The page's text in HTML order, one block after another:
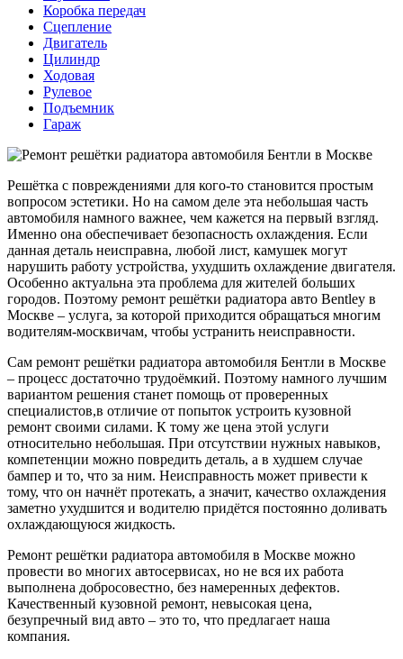
Коробка передач
Сцепление
Двигатель
Цилиндр
Ходовая
Рулевое
Подъемник
Гараж
Решётка с повреждениями для кого-то становится простым
вопросом эстетики. Но на самом деле эта небольшая часть
автомобиля намного важнее, чем кажется на первый взгляд.
Именно она обеспечивает безопасность охлаждения. Если
данная деталь неисправна, любой лист, камушек могут
нарушить работу устройства, ухудшить охлаждение двигателя.
Особенно актуальна эта проблема для жителей больших
городов. Поэтому ремонт решётки радиатора авто Bentley в
Москве – услуга, за которой приходится обращаться многим
водителям-москвичам, чтобы устранить неисправности.
Сам ремонт решётки радиатора автомобиля Бентли в Москве
– процесс достаточно трудоёмкий. Поэтому намного лучшим
вариантом решения станет помощь от проверенных
специалистов,в отличие от попыток устроить кузовной
ремонт своими силами. К тому же цена этой услуги
относительно небольшая. При отсутствии нужных навыков,
компетенции можно повредить деталь, а в худшем случае
бампер и то, что за ним. Неисправность может привести к
тому, что он начнёт протекать, а значит, качество охлаждения
заметно ухудшится и водителю придётся постоянно доливать
охлаждающуюся жидкость.
Ремонт решётки радиатора автомобиля в Москве можно
провести во многих автосервисах, но не вся их работа
выполнена добросовестно, без намеренных дефектов.
Качественный кузовной ремонт, невысокая цена,
безупречный вид авто – это то, что предлагает наша
компания.